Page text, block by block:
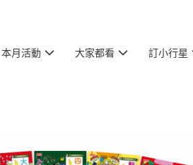
本月活動 大家都看 訂小行星